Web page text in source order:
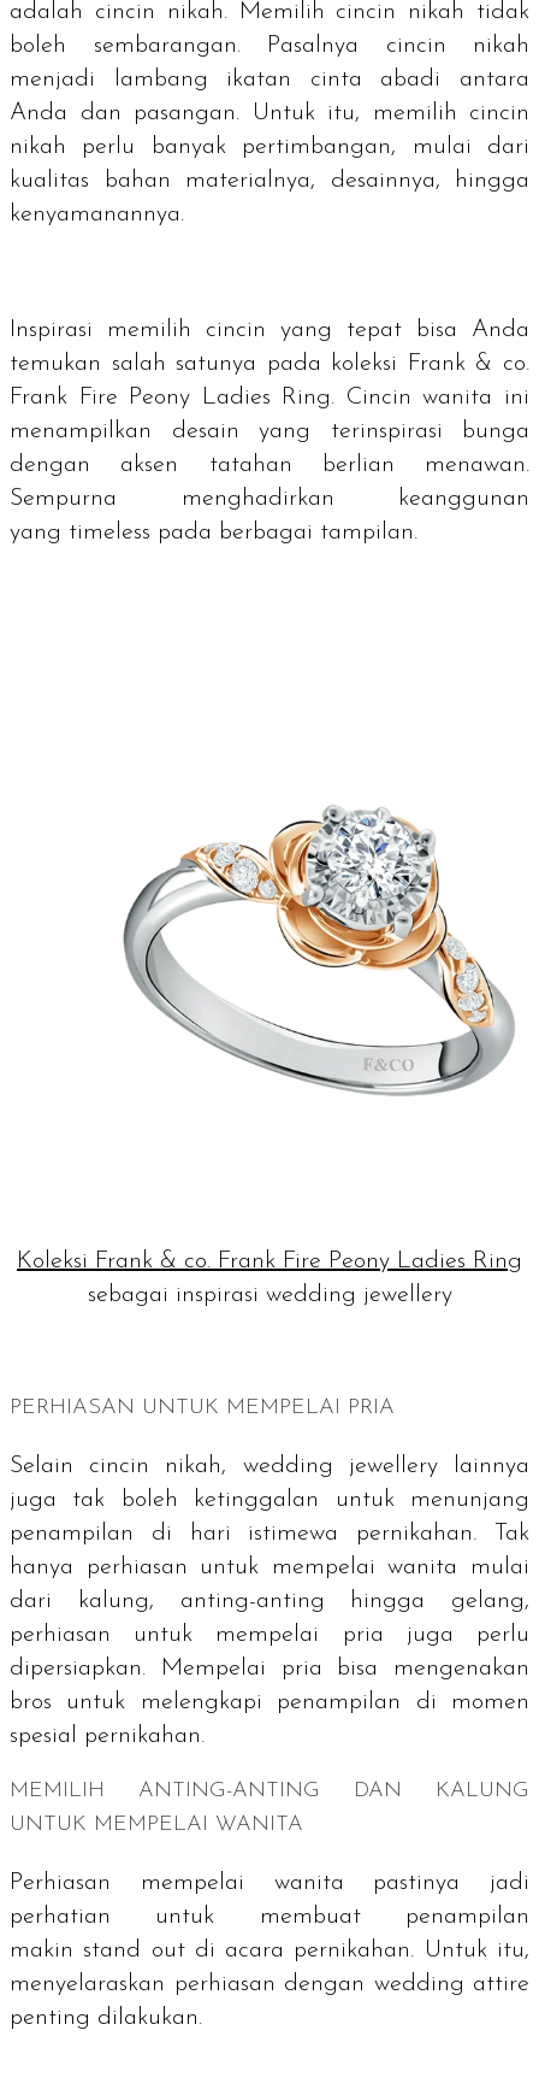
adalah cincin nikah. Memilih cincin nikah tidak
boleh sembarangan. Pasalnya cincin nikah
menjadi lambang ikatan cinta abadi antara
Anda dan pasangan. Untuk itu, memilih cincin
nikah perlu banyak pertimbangan, mulai dari
kualitas bahan materialnya, desainnya, hingga
kenyamanannya.
Inspirasi memilih cincin yang tepat bisa Anda
temukan salah satunya pada koleksi Frank & co.
Frank Fire Peony Ladies Ring. Cincin wanita ini
menampilkan desain yang terinspirasi bunga
dengan aksen tatahan berlian menawan.
Sempurna menghadirkan keanggunan
yang timeless pada berbagai tampilan.
Koleksi Frank & co. Frank Fire Peony Ladies Ring
sebagai inspirasi wedding jewellery
PERHIASAN UNTUK MEMPELAI PRIA
Selain cincin nikah, wedding jewellerylainnya
juga tak boleh ketinggalan untuk menunjang
penampilan di hari istimewa pernikahan. Tak
hanya perhiasan untuk mempelai wanita mulai
dari kalung, anting-anting hingga gelang,
perhiasan untuk mempelai pria juga perlu
dipersiapkan. Mempelai pria bisa mengenakan
bros untuk melengkapi penampilan di momen
spesial pernikahan.
MEMILIH ANTING-ANTING DAN KALUNG
UNTUK MEMPELAI WANITA
Perhiasan mempelai wanita pastinya jadi
perhatian untuk membuat penampilan
makin stand outdi acara pernikahan. Untuk itu,
menyelaraskan perhiasan dengan wedding attire
penting dilakukan.